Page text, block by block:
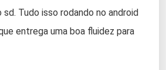
Tudo isso rodando no android
entrega uma boa fluidez para